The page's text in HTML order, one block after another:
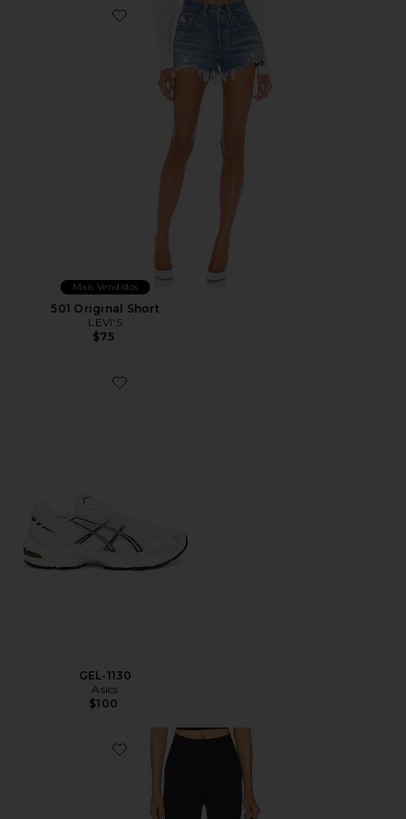
Favorite 501 Original Short
Mais Vendidos
501 Original Short
LEVI'S
$75
Favorite GEL-1130
GEL-1130
Asics
$100
Favorite Neoprene Capri Legging